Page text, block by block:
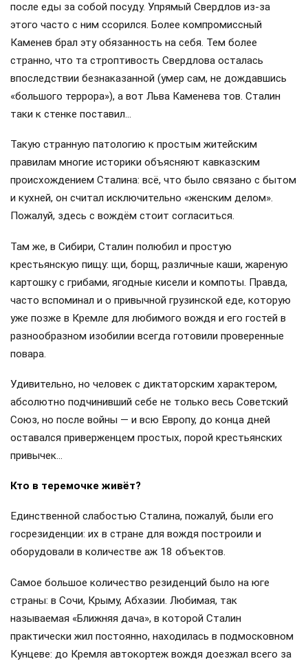
после еды за собой посуду. Упрямый Свердлов из-за
этого часто с ним ссорился. Более компромиссный
Каменев брал эту обязанность на себя. Тем более
странно, что та строптивость Свердлова осталась
впоследствии безнаказанной (умер сам, не дождавшись
«большого террора»), а вот Льва Каменева тов. Сталин
таки к стенке поставил…
Такую странную патологию к простым житейским
правилам многие историки объясняют кавказским
происхождением Сталина: всё, что было связано с бытом
и кухней, он считал исключительно «женским делом».
Пожалуй, здесь с вождём стоит согласиться.
Там же, в Сибири, Сталин полюбил и простую
крестьянскую пищу: щи, борщ, различные каши, жареную
картошку с грибами, ягодные кисели и компоты. Правда,
часто вспоминал и о привычной грузинской еде, которую
уже позже в Кремле для любимого вождя и его гостей в
разнообразном изобилии всегда готовили проверенные
повара.
Удивительно, но человек с диктаторским характером,
абсолютно подчинивший себе не только весь Советский
Союз, но после войны — и всю Европу, до конца дней
оставался приверженцем простых, порой крестьянских
привычек…
Кто в теремочке живёт?
Единственной слабостью Сталина, пожалуй, были его
госрезиденции: их в стране для вождя построили и
оборудовали в количестве аж 18 объектов.
Самое большое количество резиденций было на юге
страны: в Сочи, Крыму, Абхазии. Любимая, так
называемая «Ближняя дача», в которой Сталин
практически жил постоянно, находилась в подмосковном
Кунцеве: до Кремля автокортеж вождя доезжал всего за